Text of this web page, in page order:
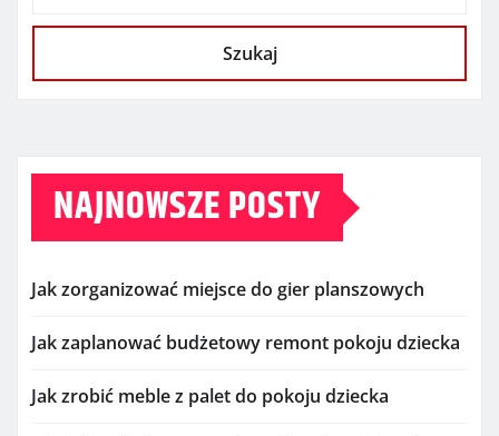
Szukaj
NAJNOWSZE POSTY
Jak zorganizować miejsce do gier planszowych
Jak zaplanować budżetowy remont pokoju dziecka
Jak zrobić meble z palet do pokoju dziecka